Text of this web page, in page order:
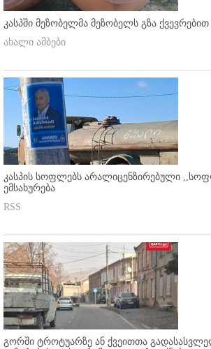
კასპში მეზობელმა მეზობელს გზა
ახალი ამბები
კასპის სოფლებს არალიცენზირებული
ემსახურება
RSS
გორში ტროტუარზე ან ქვეითთა